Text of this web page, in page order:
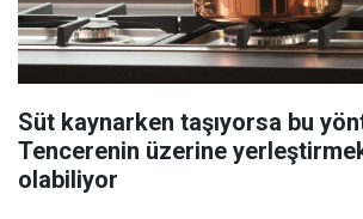
Süt kaynarken taşıyorsa bu
Tencerenin üzerine
olabiliyor